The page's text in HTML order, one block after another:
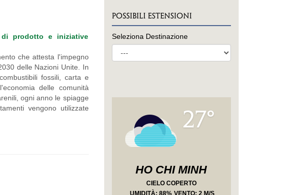
di prodotto e iniziative
che attesta l'impegno
delle Nazioni Unite. In
fossili, carta e
delle comunità
ogni anno le spiagge
vengono utilizzate
POSSIBILI ESTENSIONI
Seleziona Destinazione
27°
HO CHI MINH
CIELO COPERTO
UMIDITÀ: 88% VENTO: 2 M/S